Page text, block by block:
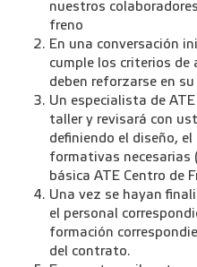
nuestros
freno
En una conversación
cumple los criterios de
deben reforzarse en su
Un especialista de
taller y revisará con
definiendo el diseño,
formativas necesarias
básica ATE Centro de
Una vez se hayan
el personal
formación
del contrato.